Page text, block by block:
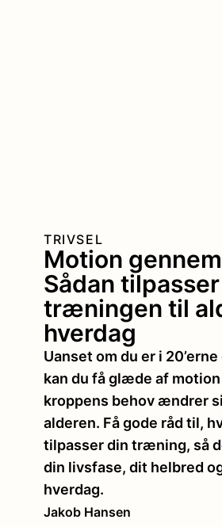
Motion
Sådan
træningen til
hverdag
TRIVSEL
Uanset om du er i
kan du få glæde af motion
kroppens behov ændrer
alderen. Få gode råd til,
tilpasser din træning, så
din livsfase, dit helbred
hverdag.
Jakob Hansen